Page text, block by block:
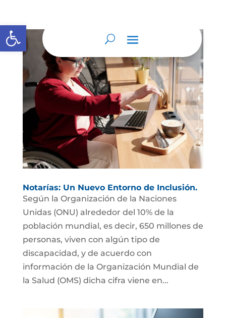
Abrir barra de herramientas
Notarías: Un Nuevo Entorno de Inclusión.
Según la Organización de la Naciones
Unidas (ONU) alrededor del 10% de la
población mundial, es decir, 650 millones de
personas, viven con algún tipo de
discapacidad, y de acuerdo con
información de la Organización Mundial de
la Salud (OMS) dicha cifra viene en...